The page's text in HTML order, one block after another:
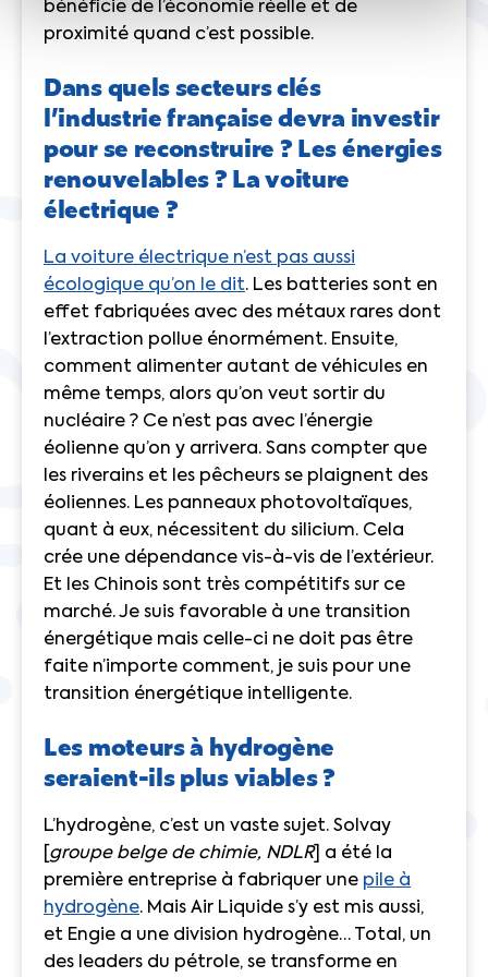
bénéficie de l’économie réelle et de
proximité quand c’est possible.
Dans quels secteurs clés
l’industrie française devra investir
pour se reconstruire ? Les énergies
renouvelables ? La voiture
électrique ?
La voiture électrique n’est pas aussi
écologique qu’on le dit. Les batteries sont en
effet fabriquées avec des métaux rares dont
l’extraction pollue énormément. Ensuite,
comment alimenter autant de véhicules en
même temps, alors qu’on veut sortir du
nucléaire ? Ce n’est pas avec l’énergie
éolienne qu’on y arrivera. Sans compter que
les riverains et les pêcheurs se plaignent des
éoliennes. Les panneaux photovoltaïques,
quant à eux, nécessitent du silicium. Cela
crée une dépendance vis-à-vis de l’extérieur.
Et les Chinois sont très compétitifs sur ce
marché. Je suis favorable à une transition
énergétique mais celle-ci ne doit pas être
faite n’importe comment, je suis pour une
transition énergétique intelligente.
Les moteurs à hydrogène
seraient-ils plus viables ?
L’hydrogène, c’est un vaste sujet. Solvay
groupe belge de chimie, NDLR] a été la
première entreprise à fabriquer une pile à
hydrogène. Mais Air Liquide s’y est mis aussi,
et Engie a une division hydrogène… Total, un
des leaders du pétrole, se transforme en